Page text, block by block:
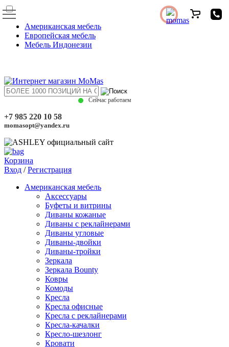
Американская мебель
Европейская мебель
Мебель Индонезии
Сейчас работаем
+7 985 220 10 58
momasopt@yandex.ru
Корзина
Вход /Регистрация
Американская мебель
Аксессуары
Буфеты и витрины
Диваны кожаные
Диваны с реклайнерами
Диваны угловые
Диваны-двойки
Диваны-тройки
Зеркала
Зеркала Bounty
Ковры
Комоды
Кресла
Кресла офисные
Кресла с реклайнерами
Кресла-качалки
Кресло-шезлонг
Кровати